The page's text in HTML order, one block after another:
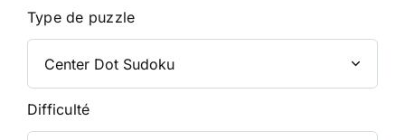
Type de puzzle
Difficulté